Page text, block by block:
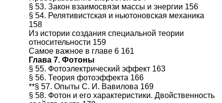
§ 53. Закон взаимосвязи массы и энергии 156
§ 54. Релятивистская и ньютоновская механика
158
Из истории создания специальной теории
относительности 159
Самое важное в главе 6 161
Глава 7. Фотоны
§ 55. Фотоэлектрический эффект 163
§ 56. Теория фотоэффекта 166
**§ 57. Опыты С. И. Вавилова 169
§ 58. Фотон и его характеристики. Двойственность